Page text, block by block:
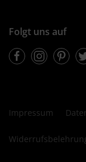
Folgt uns auf
FacebookInstagram
Impressum